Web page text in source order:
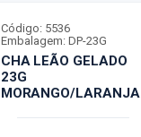
CHA LEÃO GELADO
23G
MORANGO/LARANJA
Código: 5536
Embalagem: DP-23G